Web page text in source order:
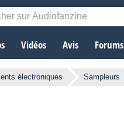
Vidéos Avis Forums
électroniques Sampleurs